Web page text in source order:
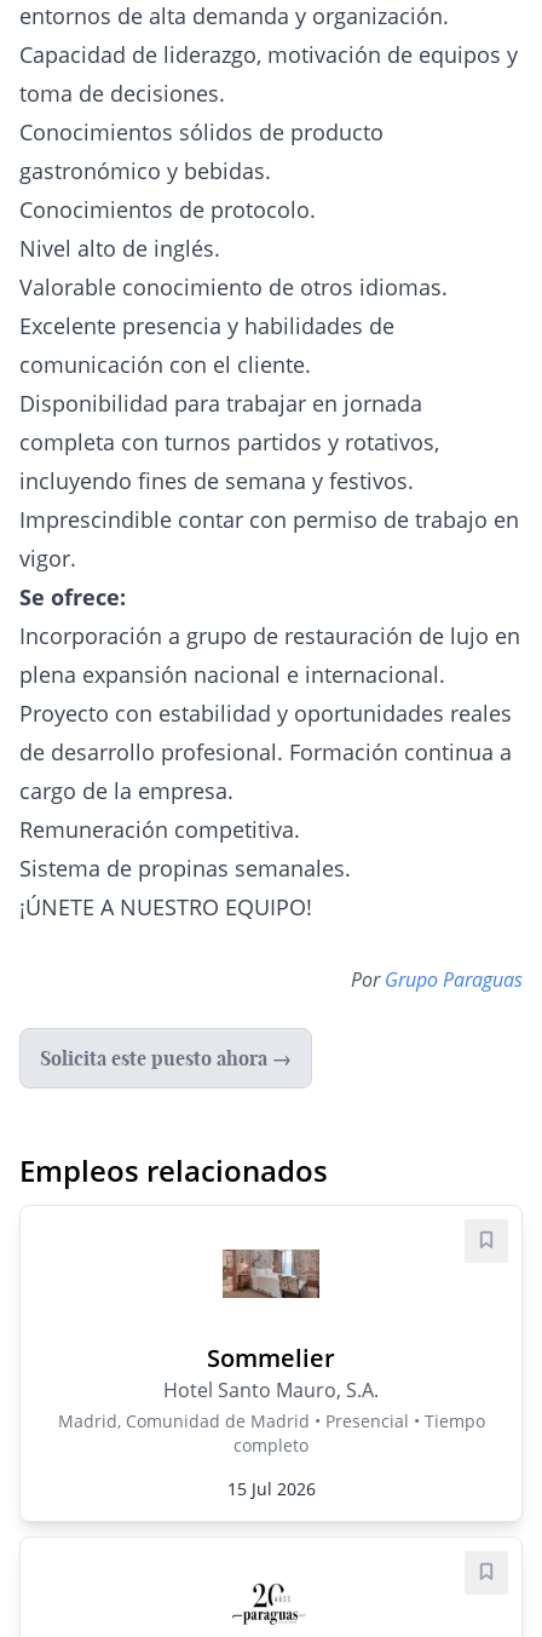
entornos de alta demanda y organización.
Capacidad de liderazgo, motivación de equipos y
toma de decisiones.
Conocimientos sólidos de producto
gastronómico y bebidas.
Conocimientos de protocolo.
Nivel alto de inglés.
Valorable conocimiento de otros idiomas.
Excelente presencia y habilidades de
comunicación con el cliente.
Disponibilidad para trabajar en jornada
completa con turnos partidos y rotativos,
incluyendo fines de semana y festivos.
Imprescindible contar con permiso de trabajo en
vigor.
Se ofrece:
Incorporación a grupo de restauración de lujo en
plena expansión nacional e internacional.
Proyecto con estabilidad y oportunidades reales
de desarrollo profesional. Formación continua a
cargo de la empresa.
Remuneración competitiva.
Sistema de propinas semanales.
¡ÚNETE A NUESTRO EQUIPO!
PorGrupo Paraguas
Solicita este puesto ahora →
Empleos relacionados
Sommelier
Hotel Santo Mauro, S.A.
Madrid, Comunidad de Madrid • Presencial • Tiempo
completo
15 Jul 2026